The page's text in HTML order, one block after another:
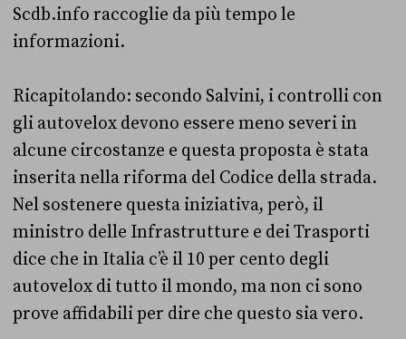
Scdb.info raccoglie da più tempo le
informazioni.
Ricapitolando: secondo Salvini, i controlli con
gli autovelox devono essere meno severi in
alcune circostanze e questa proposta è stata
inserita nella riforma del Codice della strada.
Nel sostenere questa iniziativa, però, il
ministro delle Infrastrutture e dei Trasporti
dice che in Italia c’è il 10 per cento degli
autovelox di tutto il mondo, ma non ci sono
prove affidabili per dire che questo sia vero.